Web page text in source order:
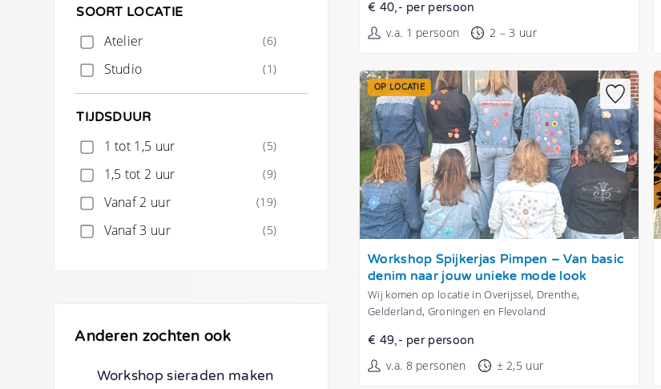
SOORT LOCATIE
Atelier (6)
Studio (1)
TIJDSDUUR
1 tot 1,5 uur (5)
1,5 tot 2 uur (9)
Vanaf 2 uur (19)
Vanaf 3 uur (5)
Anderen zochten ook
Workshop sieraden maken
€ 40,- per persoon
v.a. 1 persoon 2 – 3 uur
Tonen
OP LOCATIE
Workshop Spijkerjas Pimpen – Van basic
denim naar jouw unieke mode look
Wij komen op locatie in Overijssel, Drenthe,
Gelderland, Groningen en Flevoland
€ 49,- per persoon
v.a. 8 personen ± 2,5 uur